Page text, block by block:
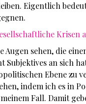
Eigentlich
Krisen
sehen, die
Subjektives an sich
Ebene zu
indem ich es in
Fall. Damit